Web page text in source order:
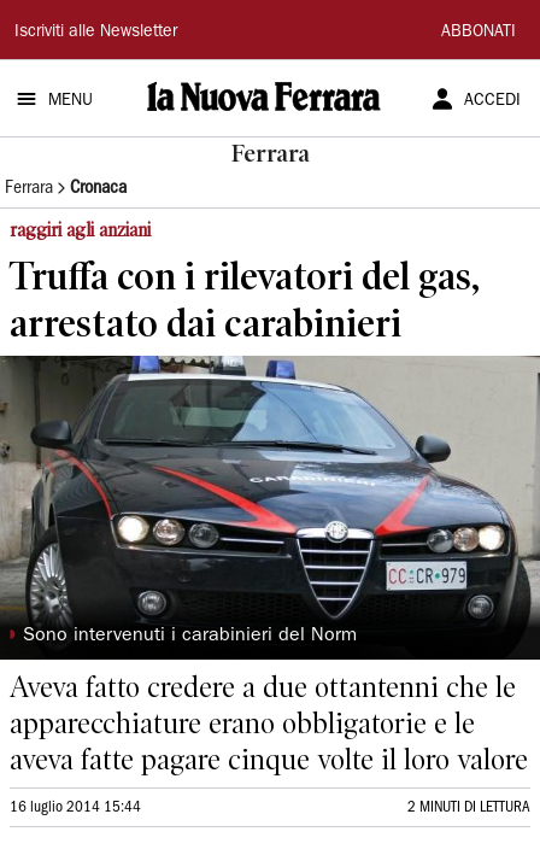
La
Nuova
Ferrara
Iscriviti alle Newsletter ABBONATI
MENU ACCEDI
Ferrara
Ferrara Cronaca
raggiri agli anziani
Truffa con i rilevatori del gas,
arrestato dai carabinieri
◗ Sono intervenuti i carabinieri del Norm
Aveva fatto credere a due ottantenni che le
apparecchiature erano obbligatorie e le
aveva fatte pagare cinque volte il loro valore
16 luglio 2014 15:44 2 MINUTI DI LETTURA